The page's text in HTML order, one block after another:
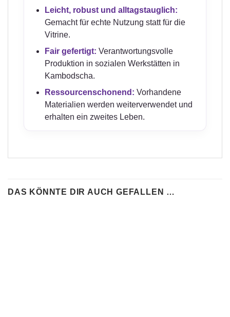
Leicht, robust und alltagstauglich:
Gemacht für echte Nutzung statt für die
Vitrine.
Fair gefertigt: Verantwortungsvolle
Produktion in sozialen Werkstätten in
Kambodscha.
Ressourcenschonend: Vorhandene
Materialien werden weiterverwendet und
erhalten ein zweites Leben.
DAS KÖNNTE DIR AUCH GEFALLEN …